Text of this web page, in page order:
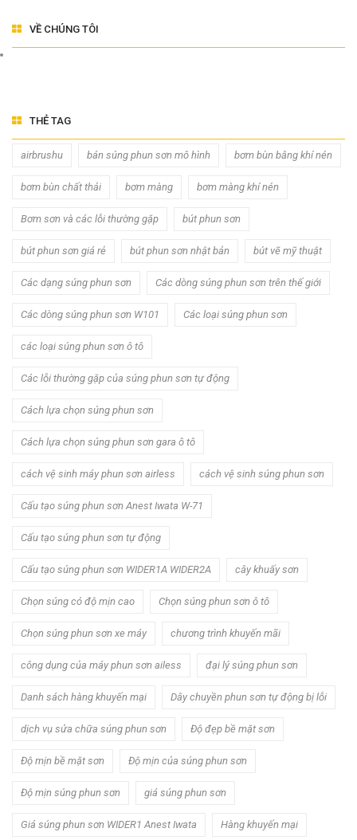
VỀ CHÚNG TÔI
THẺ TAG
airbrushu bán súng phun sơn mô hình bơm bùn bằng khí nén
bơm bùn chất thải bơm màng bơm màng khí nén
Bơm sơn và các lỗi thường gặp bút phun sơn
bút phun sơn giá rẻ bút phun sơn nhật bản bút vẽ mỹ thuật
Các dạng súng phun sơn Các dòng súng phun sơn trên thế giới
Các dòng súng phun sơn W101 Các loại súng phun sơn
các loại súng phun sơn ô tô
Các lỗi thường gặp của súng phun sơn tự động
Cách lựa chọn súng phun sơn
Cách lựa chọn súng phun sơn gara ô tô
cách vệ sinh máy phun sơn airless cách vệ sinh súng phun sơn
Cấu tạo súng phun sơn Anest Iwata W-71
Cấu tạo súng phun sơn tự động
Cấu tạo súng phun sơn WIDER1A WIDER2A cây khuấy sơn
Chọn súng có độ mịn cao Chọn súng phun sơn ô tô
Chọn súng phun sơn xe máy chương trình khuyến mãi
công dụng của máy phun sơn ailess đại lý súng phun sơn
Danh sách hàng khuyến mại Dây chuyền phun sơn tự động bị lỗi
dịch vụ sửa chữa súng phun sơn Độ đẹp bề mặt sơn
Độ mịn bề mặt sơn Độ mịn của súng phun sơn
Độ mịn súng phun sơn giá súng phun sơn
Giá súng phun sơn WIDER1 Anest Iwata Hàng khuyến mại